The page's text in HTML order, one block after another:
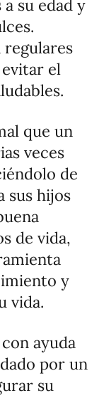
su edad y
el
que un
veces
de
sus hijos
de vida,
y
vida.
ayuda
por un
su